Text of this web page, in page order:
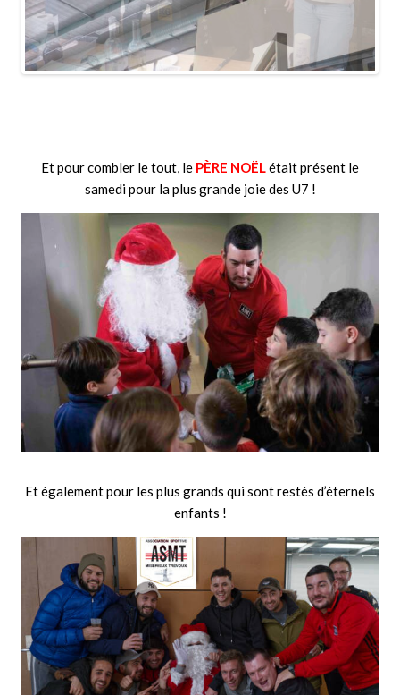
ous
Et pour combler le tout, le PÈRE NOËLétait présent le
samedi pour la plus grande joie des U7 !
Et également pour les plus grands qui sont restés d’éternels
enfants !